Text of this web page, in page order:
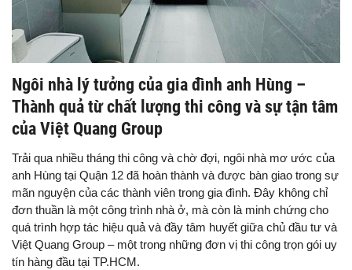
Ngôi nhà lý tưởng của gia đình anh Hùng –
Thành quả từ chất lượng thi công và sự tận tâm
của Việt Quang Group
Trải qua nhiều tháng thi công và chờ đợi, ngôi nhà mơ ước của
anh Hùng tại Quận 12 đã hoàn thành và được bàn giao trong sự
mãn nguyện của các thành viên trong gia đình. Đây không chỉ
đơn thuần là một công trình nhà ở, mà còn là minh chứng cho
quá trình hợp tác hiệu quả và đầy tâm huyết giữa chủ đầu tư và
Việt Quang Group – một trong những đơn vị thi công trọn gói uy
tín hàng đầu tại TP.HCM.